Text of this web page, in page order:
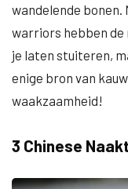
wandelende bonen.
warriors hebben de
je laten stuiteren,
enige bron van
waakzaamheid!
3 Chinese